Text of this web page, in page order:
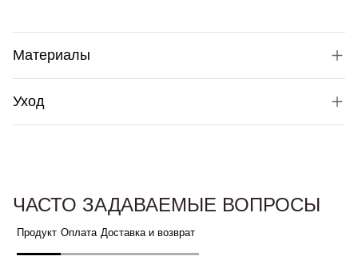
Материалы
Уход
ЧАСТО ЗАДАВАЕМЫЕ ВОПРОСЫ
Продукт Оплата Доставка и возврат